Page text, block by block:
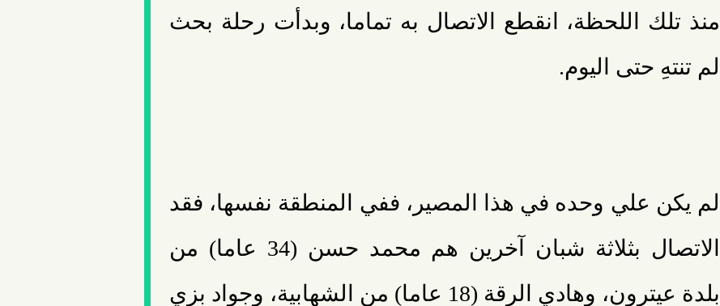
منذ تلك اللحظة، انقطع الاتصال به تماما، وبدأت رحلة بحث
لم تنتهِ حتى اليوم.
لم يكن علي وحده في هذا المصير، ففي المنطقة نفسها، فقد
الاتصال بثلاثة شبان آخرين هم محمد حسن (34 عاما) من
بلدة عيترون، وهادي الرقة (18 عاما) من الشهابية، وجواد بزي